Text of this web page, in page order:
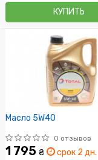
КУПИТЬ
Масло 5W40
0 отзывов
1 795 ₴ срок 2 дн.